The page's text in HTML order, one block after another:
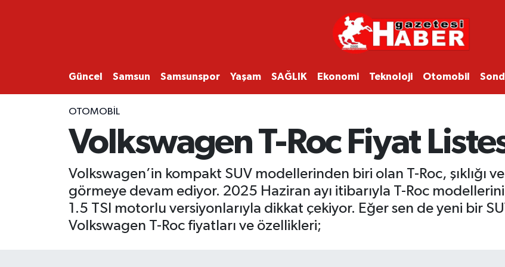
Güncel Samsun Samsunspor Yaşam SAĞLIK Ekonomi Teknoloji Otomobil
OTOMOBİL
Volkswagen T-Roc Fiyat
Volkswagen’in kompakt SUV modellerinden biri olan T-Roc, şıklığı
görmeye devam ediyor. 2025 Haziran ayı itibarıyla T-Roc
1.5 TSI motorlu versiyonlarıyla dikkat çekiyor. Eğer sen de yeni bir
Volkswagen T-Roc fiyatları ve özellikleri;
SAMSUN
SAMSUNSPOR
EKONOMİ